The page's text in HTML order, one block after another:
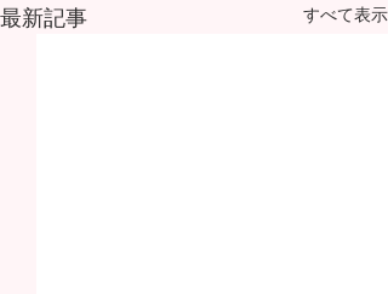
最新記事 すべて表示